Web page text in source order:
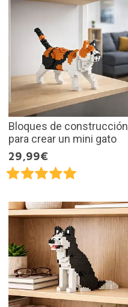
Bloques de construcción
para crear un mini gato
29,99€